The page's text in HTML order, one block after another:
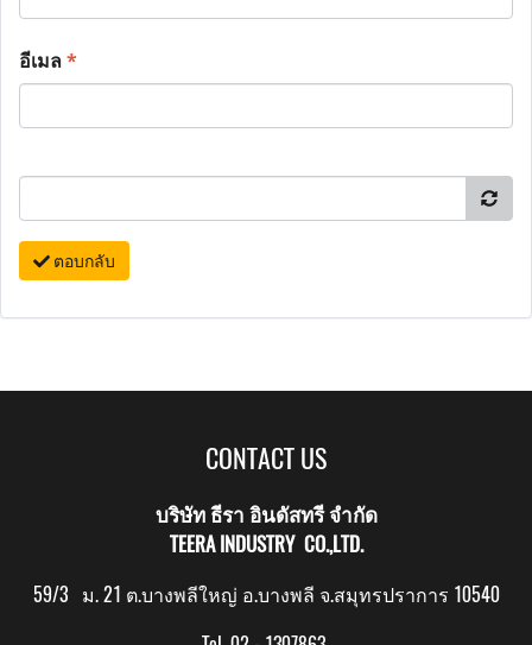
อีเมล*
ตอบกลับ
CONTACT US
บริษัท ธีรา อินดัสทรี จำกัด
TEERA INDUSTRY CO.,LTD.
59/3 ม. 21 ต.บางพลีใหญ่ อ.บางพลี จ.สมุทรปราการ 10540